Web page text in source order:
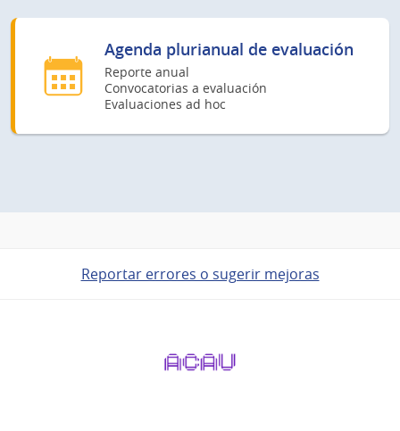
Agenda plurianual de evaluación
Reporte anual
Convocatorias a evaluación
Evaluaciones ad hoc
Reportar errores o sugerir mejoras